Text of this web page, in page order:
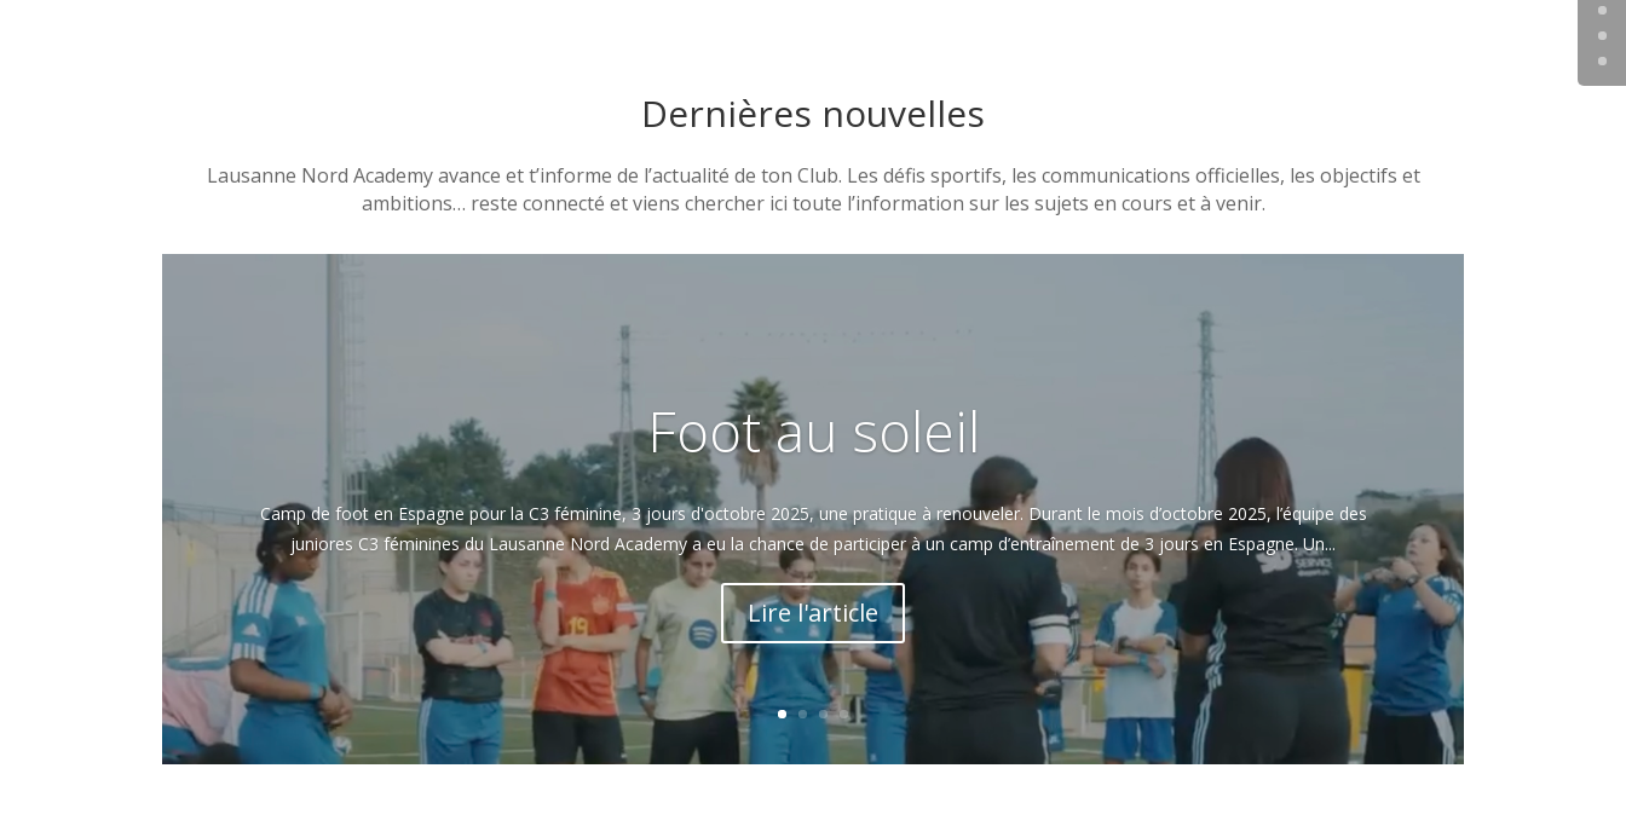
Dernières nouvelles
Lausanne Nord Academy avance et t’informe de l’actualité de ton Club. Les défis sportifs, les communications officielles, les objectifs et
ambitions… reste connecté et viens chercher ici toute l’information sur les sujets en cours et à venir.
Foot au soleil
Camp de foot en Espagne pour la C3 féminine, 3 jours d'octobre 2025, une pratique à renouveler. Durant le mois d’octobre 2025, l’équipe des
juniores C3 féminines du Lausanne Nord Academy a eu la chance de participer à un camp d’entraînement de 3 jours en Espagne. Un...
Lire l'article